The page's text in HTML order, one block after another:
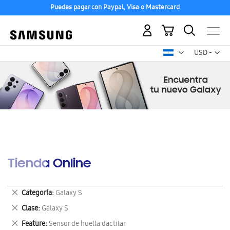
Puedes pagar con Paypal, Visa o Mastercard
USD -
dólar
Mi carrito
Tienda Online
Categoría Galaxy S
Eliminar
este
artículo
Clase Galaxy S
Eliminar
este
Feature Sensor de huella dactilar
Eliminar